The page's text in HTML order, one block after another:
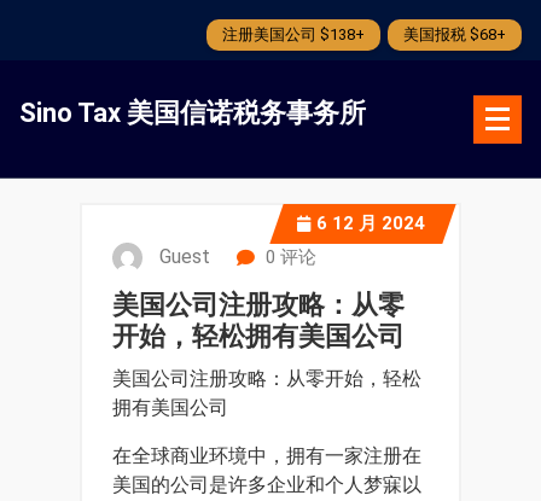
注册美国公司 $138+ 美国报税 $68+
Sino Tax 美国信诺税务事务所
6 12 月 2024
Guest 0 评论
美国公司注册攻略：从零
开始，轻松拥有美国公司
美国公司注册攻略：从零开始，轻松
拥有美国公司
在全球商业环境中，拥有一家注册在
美国的公司是许多企业和个人梦寐以